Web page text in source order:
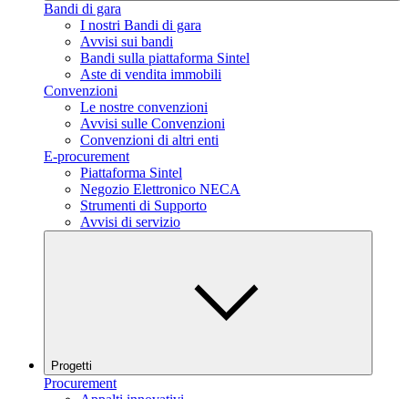
Bandi di gara
I nostri Bandi di gara
Avvisi sui bandi
Bandi sulla piattaforma Sintel
Aste di vendita immobili
Convenzioni
Le nostre convenzioni
Avvisi sulle Convenzioni
Convenzioni di altri enti
E-procurement
Piattaforma Sintel
Negozio Elettronico NECA
Strumenti di Supporto
Avvisi di servizio
Progetti
Procurement